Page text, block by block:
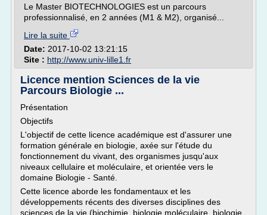
Le Master BIOTECHNOLOGIES est un parcours
professionnalisé, en 2 années (M1 & M2), organisé...
Lire la suite
Date: 2017-10-02 13:21:15
Site : http://www.univ-lille1.fr
Licence mention Sciences de la vie
Parcours Biologie ...
Présentation
Objectifs
L'objectif de cette licence académique est d'assurer une
formation générale en biologie, axée sur l'étude du
fonctionnement du vivant, des organismes jusqu'aux
niveaux cellulaire et moléculaire, et orientée vers le
domaine Biologie - Santé.
Cette licence aborde les fondamentaux et les
développements récents des diverses disciplines des
sciences de la vie (biochimie, biologie moléculaire, biologie